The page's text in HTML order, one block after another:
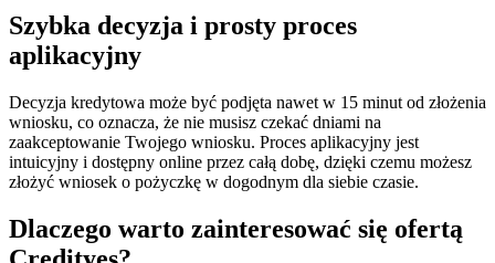
Szybka decyzja i prosty proces
aplikacyjny
Decyzja kredytowa może być podjęta nawet w 15 minut od złożenia
wniosku, co oznacza, że nie musisz czekać dniami na
zaakceptowanie Twojego wniosku. Proces aplikacyjny jest
intuicyjny i dostępny online przez całą dobę, dzięki czemu możesz
złożyć wniosek o pożyczkę w dogodnym dla siebie czasie.
Dlaczego warto zainteresować się ofertą